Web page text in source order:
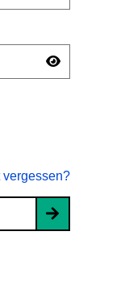
vergessen?